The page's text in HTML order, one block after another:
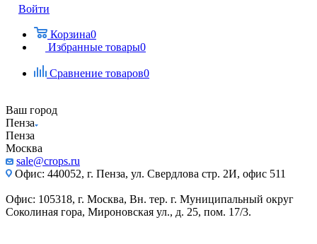
Войти
Корзина0
Избранные товары0
Сравнение товаров0
Ваш город
Пенза
Пенза
Москва
sale@crops.ru
Офис: 440052, г. Пенза, ул. Свердлова стр. 2И, офис 511
Офис: 105318, г. Москва, Вн. тер. г. Муниципальный округ
Соколиная гора, Мироновская ул., д. 25, пом. 17/3.